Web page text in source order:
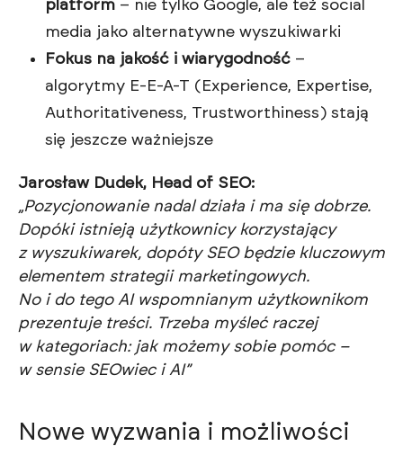
platform – nie tylko Google, ale też social
media jako alternatywne wyszukiwarki
Fokus na jakość i wiarygodność –
algorytmy E-E-A-T (Experience, Expertise,
Authoritativeness, Trustworthiness) stają
się jeszcze ważniejsze
Jarosław Dudek, Head of SEO:
„Pozycjonowanie nadal działa i ma się dobrze.
Dopóki istnieją użytkownicy korzystający
z wyszukiwarek, dopóty SEO będzie kluczowym
elementem strategii marketingowych.
No i do tego AI wspomnianym użytkownikom
prezentuje treści. Trzeba myśleć raczej
w kategoriach: jak możemy sobie pomóc –
w sensie SEOwiec i AI”
Nowe wyzwania i możliwości